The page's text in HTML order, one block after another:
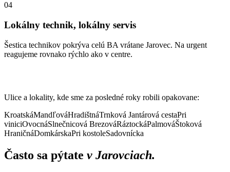
04
Lokálny technik, lokálny servis
Šestica technikov pokrýva celú BA vrátane Jarovec. Na urgent
reagujeme rovnako rýchlo ako v centre.
Ulice a lokality, kde sme za posledné roky robili opakovane:
KroatskáMandľováHradištnáTrnková Jantárová cestaPri
viniciOvocnáSlnečnicová BrezováRáztockáPalmováŠtoková
HraničnáDomkárskaPri kostoleSadovnícka
Často sa pýtate v Jarovciach.